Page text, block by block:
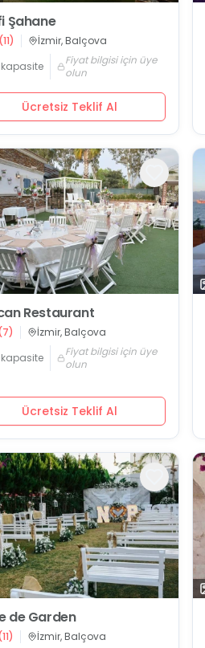
Şahane
(11)
İzmir, Balçova
kapasite
Fiyat bilgisi için üye
olun
Ücretsiz Teklif Al
Restaurant
7)
İzmir, Balçova
kapasite
Fiyat bilgisi için üye
olun
Ücretsiz Teklif Al
de Garden
11)
İzmir, Balçova